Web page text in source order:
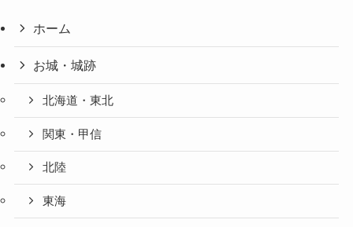
ホーム
お城・城跡
北海道・東北
関東・甲信
北陸
東海